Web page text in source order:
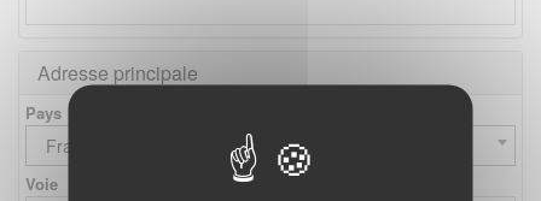
Adresse principale
Pays
France
Voie